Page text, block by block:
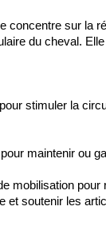
concentre sur la
du cheval.
stimuler la
maintenir ou
mobilisation pour
et soutenir les